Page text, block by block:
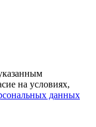
на условиях,
данных